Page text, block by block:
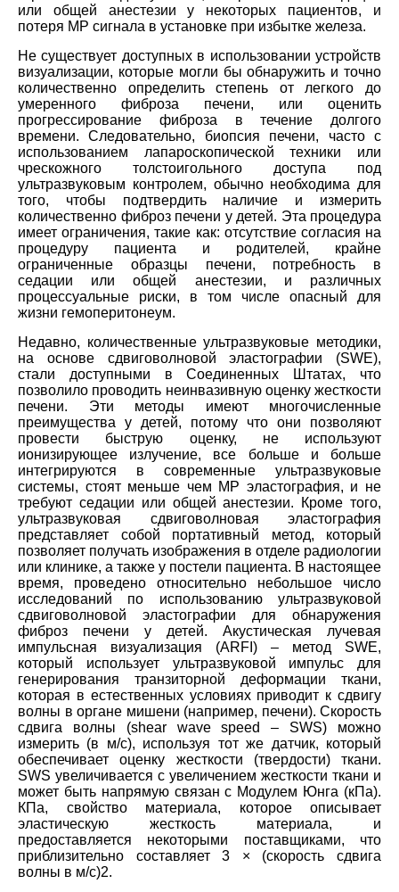
или общей анестезии у некоторых пациентов, и
потеря МР сигнала в установке при избытке железа.
Не существует доступных в использовании устройств
визуализации, которые могли бы обнаружить и точно
количественно определить степень от легкого до
умеренного фиброза печени, или оценить
прогрессирование фиброза в течение долгого
времени. Следовательно, биопсия печени, часто с
использованием лапароскопической техники или
чрескожного толстоигольного доступа под
ультразвуковым контролем, обычно необходима для
того, чтобы подтвердить наличие и измерить
количественно фиброз печени у детей. Эта процедура
имеет ограничения, такие как: отсутствие согласия на
процедуру пациента и родителей, крайне
ограниченные образцы печени, потребность в
седации или общей анестезии, и различных
процессуальные риски, в том числе опасный для
жизни гемоперитонеум.
Недавно, количественные ультразвуковые методики,
на основе сдвиговолновой эластографии (SWE),
стали доступными в Соединенных Штатах, что
позволило проводить неинвазивную оценку жесткости
печени. Эти методы имеют многочисленные
преимущества у детей, потому что они позволяют
провести быструю оценку, не используют
ионизирующее излучение, все больше и больше
интегрируются в современные ультразвуковые
системы, стоят меньше чем МР эластография, и не
требуют седации или общей анестезии. Кроме того,
ультразвуковая сдвиговолновая эластография
представляет собой портативный метод, который
позволяет получать изображения в отделе радиологии
или клинике, а также у постели пациента. В настоящее
время, проведено относительно небольшое число
исследований по использованию ультразвуковой
сдвиговолновой эластографии для обнаружения
фиброз печени у детей. Акустическая лучевая
импульсная визуализация (ARFI) – метод SWE,
который использует ультразвуковой импульс для
генерирования транзиторной деформации ткани,
которая в естественных условиях приводит к сдвигу
волны в органе мишени (например, печени). Скорость
сдвига волны (shear wave speed – SWS) можно
измерить (в м/с), используя тот же датчик, который
обеспечивает оценку жесткости (твердости) ткани.
SWS увеличивается с увеличением жесткости ткани и
может быть напрямую связан с Модулем Юнга (кПа).
КПа, свойство материала, которое описывает
эластическую жесткость материала, и
предоставляется некоторыми поставщиками, что
приблизительно составляет 3 × (скорость сдвига
волны в м/с)2.